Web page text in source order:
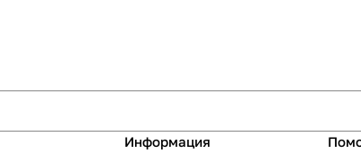
Информация